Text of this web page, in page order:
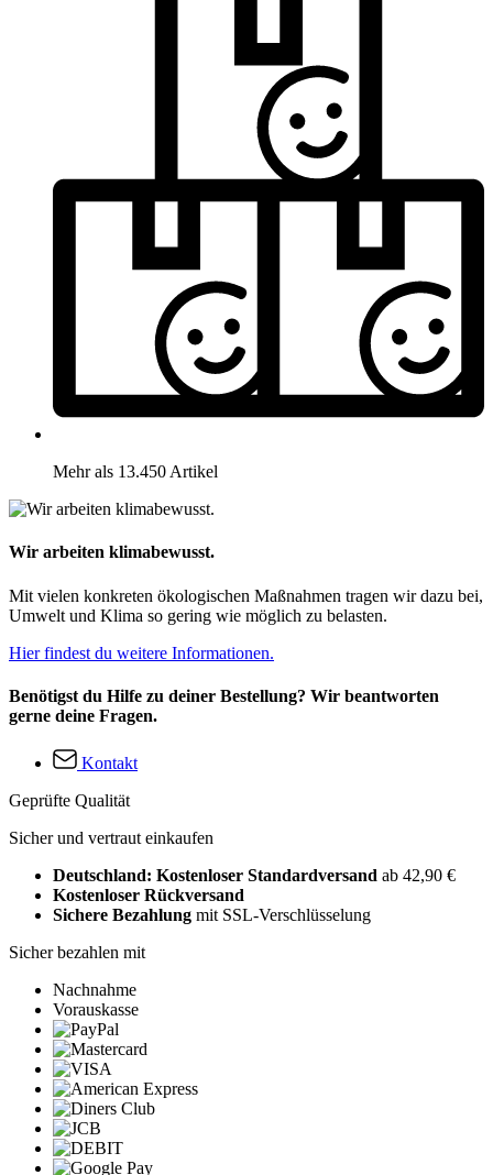
Mehr als 13.450 Artikel
Wir arbeiten klimabewusst.
Mit vielen konkreten ökologischen Maßnahmen tragen wir dazu bei,
Umwelt und Klima so gering wie möglich zu belasten.
Hier findest du weitere Informationen.
Benötigst du Hilfe zu deiner Bestellung? Wir beantworten
gerne deine Fragen.
Kontakt
Geprüfte Qualität
Sicher und vertraut einkaufen
Deutschland: Kostenloser Standardversand ab 42,90 €
Kostenloser Rückversand
Sichere Bezahlung mit SSL-Verschlüsselung
Sicher bezahlen mit
Nachnahme
Vorauskasse